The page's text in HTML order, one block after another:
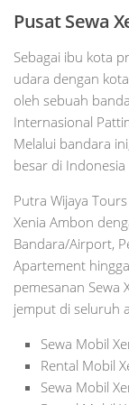
Pusat Sewa
Sebagai ibu kota
udara dengan
oleh sebuah
Internasional
Melalui bandara
besar di Indonesia
Putra Wijaya
Xenia Ambon
Bandara/Airport,
Apartement
pemesanan Sewa
jemput di seluruh
Sewa Mobil
Rental Mobil
Sewa Mobil